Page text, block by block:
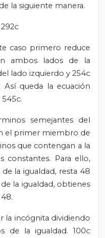
la siguiente manera.
caso primero reduce
ambos lados de la
lado izquierdo y 254c
queda la ecuación
semejantes del
el primer miembro de
que contengan a la
constantes. Para ello,
la igualdad, resta 48
la igualdad, obtienes
la incógnita dividiendo
de la igualdad. 100c